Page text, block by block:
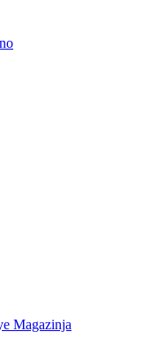
Magazinja